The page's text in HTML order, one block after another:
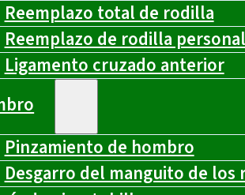
Reemplazo total de rodilla
Reemplazo de rodilla
Ligamento cruzado anterior
Pinzamiento de hombro
Desgarro del manguito de los